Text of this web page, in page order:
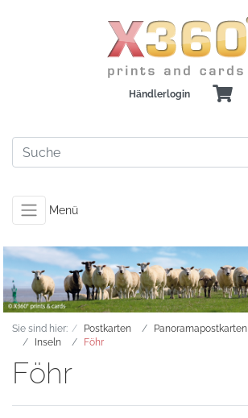
Händlerlogin
Menü
Sie sind hier: Postkarten Panoramapostkarten
Inseln
Föhr
Föhr